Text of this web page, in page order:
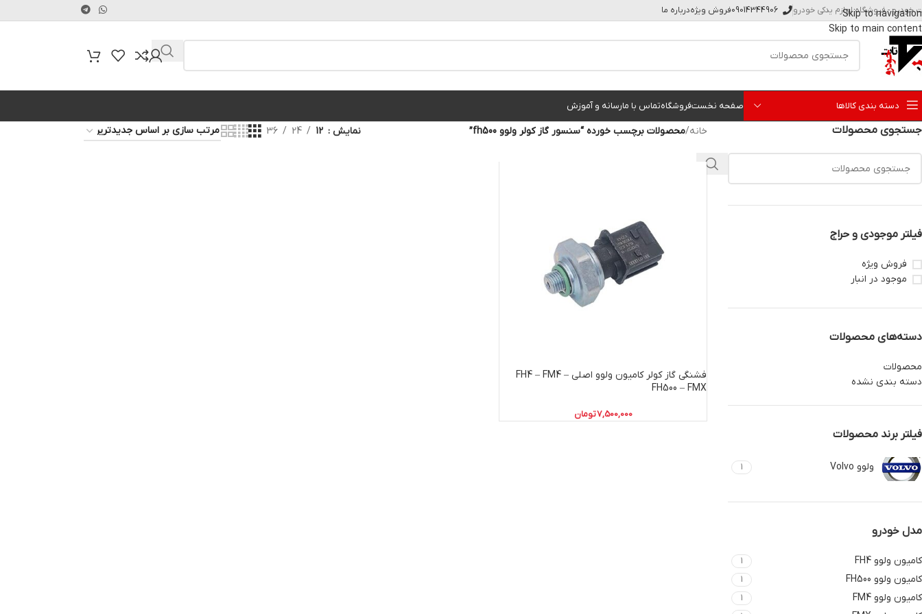
Skip to navigation
Skip to main content
خودرو - فروشگاه لوازم یدکی خودرو 09014344906فروش ویژهدرباره ما
دسته بندی کالاها صفحه نخستفروشگاهتماس با مارسانه و آموزش
جستجوی محصولات
فیلتر موجودی و حراج
فروش ویژه
موجود در انبار
دسته‌های محصولات
محصولات
دسته بندی نشده
فیلتر برند محصولات
ولوو Volvo 1
مدل خودرو
کامیون ولوو FH4 1
کامیون ولوو FH500 1
کامیون ولوو FM4 1
خانه/محصولات برچسب خورده “سنسور گاز کولر ولوو fh500” نمایش 12
24
36
فشنگی گاز کولر کامیون ولوو اصلی FH4 – FM4 –
FH500 – FMX
7,500,000تومان